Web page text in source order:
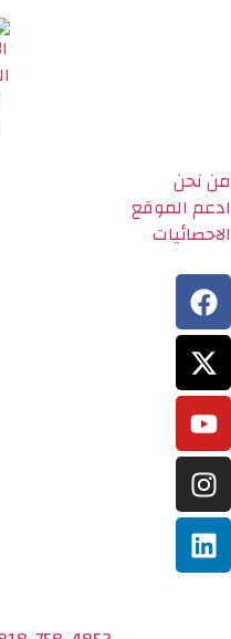
من نحن
ادعم الموقع
الاحصائيات